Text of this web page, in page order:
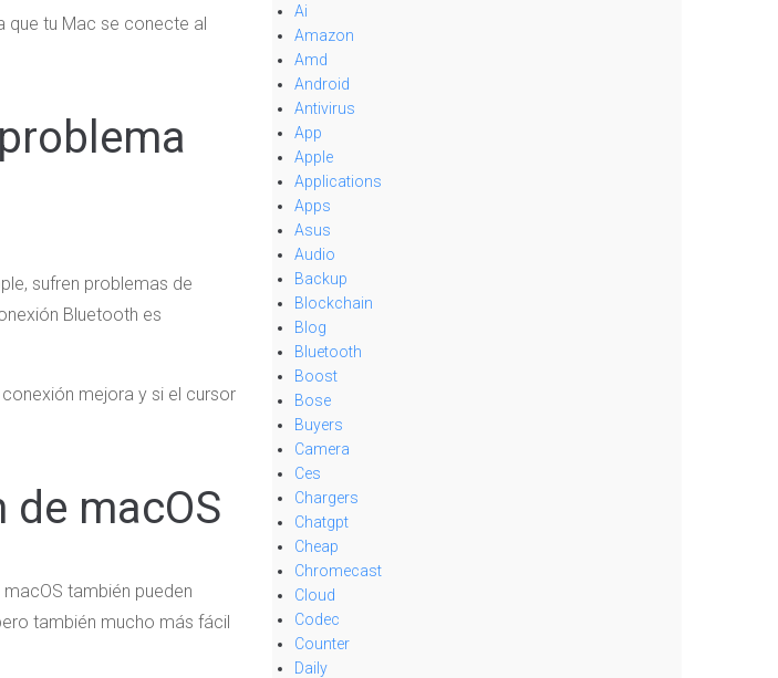
que tu Mac se conecte al
sufren problemas de
Bluetooth es
mejora y si el cursor
macOS
también pueden
también mucho más fácil
Ai
Amazon
Amd
Android
Antivirus
App
Apple
Applications
Apps
Asus
Audio
Backup
Blockchain
Blog
Bluetooth
Boost
Bose
Buyers
Camera
Ces
Chargers
Chatgpt
Cheap
Chromecast
Cloud
Codec
Counter
Daily